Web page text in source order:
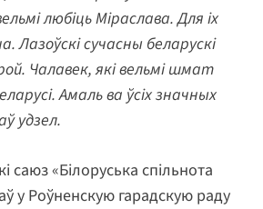
любіць Міраслава. Для іх
Лазоўскі сучасны беларускі
Чалавек, які вельмі шмат
Амаль ва ўсіх значных
удзел.
саюз «Білоруська спільнота
у Роўненскую гарадскую раду